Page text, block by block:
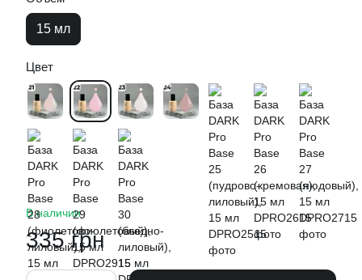
15 мл
Цвет
В наличии
335 грн